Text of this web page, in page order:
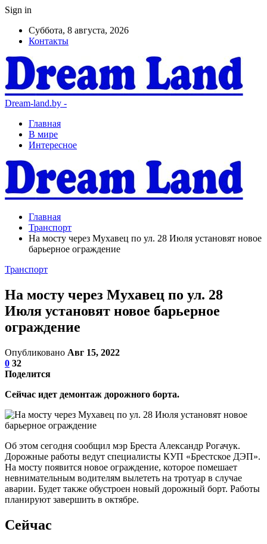
Sign in
Суббота, 8 августа, 2026
Контакты
Dream-land.by -
Главная
В мире
Интересное
Главная
Транспорт
На мосту через Мухавец по ул. 28 Июля установят новое
барьерное ограждение
Транспорт
На мосту через Мухавец по ул. 28
Июля установят новое барьерное
ограждение
Опубликовано Авг 15, 2022
0 32
Поделится
Сейчас идет демонтаж дорожного борта.
Об этом сегодня сообщил мэр Бреста Александр Рогачук.
Дорожные работы ведут специалисты КУП «Брестское ДЭП».
На мосту появится новое ограждение, которое помешает
невнимательным водителям вылететь на тротуар в случае
аварии. Будет также обустроен новый дорожный борт. Работы
планируют завершить в октябре.
Сейчас